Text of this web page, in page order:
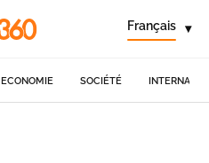
Français ▾
ECONOMIE SOCIÉTÉ